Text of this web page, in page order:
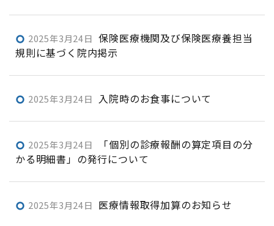
trip_origin 2025年3月24日 保険医療機関及び保険医療養担当
規則に基づく院内掲示
trip_origin 2025年3月24日 入院時のお食事について
trip_origin 2025年3月24日
「個別の診療報酬の算定項目の分
かる明細書」の発行について
trip_origin 2025年3月24日 医療情報取得加算のお知らせ